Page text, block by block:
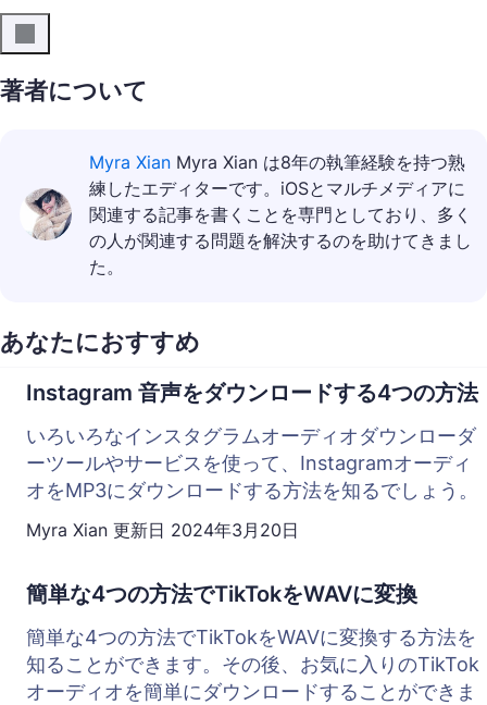
著者について
Myra Xian Myra Xian は8年の執筆経験を持つ熟
練したエディターです。iOSとマルチメディアに
関連する記事を書くことを専門としており、多く
の人が関連する問題を解決するのを助けてきまし
た。
あなたにおすすめ
Instagram 音声をダウンロードする4つの方法
いろいろなインスタグラムオーディオダウンローダ
ーツールやサービスを使って、Instagramオーディ
オをMP3にダウンロードする方法を知るでしょう。
Myra Xian 更新日 2024年3月20日
簡単な4つの方法でTikTokをWAVに変換
簡単な4つの方法でTikTokをWAVに変換する方法を
知ることができます。その後、お気に入りのTikTok
オーディオを簡単にダウンロードすることができま